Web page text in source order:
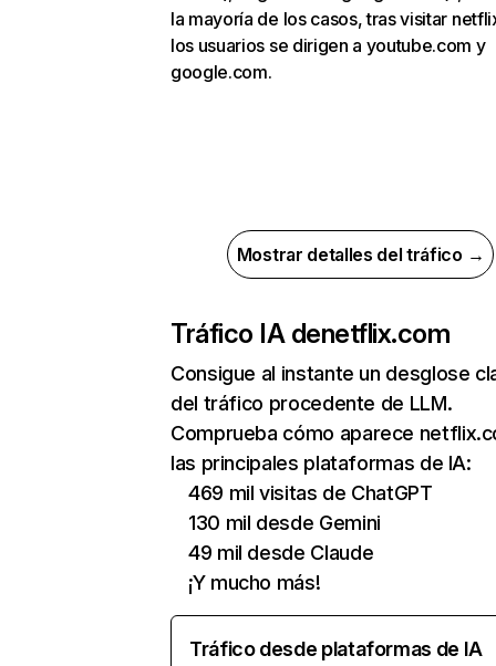
la mayoría de los casos, tras visitar
los usuarios se dirigen a youtube.com y
google.com.
Mostrar detalles del tráfico →
Tráfico IA denetflix.com
Consigue al instante un desglose
del tráfico procedente de LLM.
Comprueba cómo aparece
las principales plataformas de IA:
469 mil visitas de ChatGPT
130 mil desde Gemini
49 mil desde Claude
¡Y mucho más!
Tráfico desde plataformas de IA